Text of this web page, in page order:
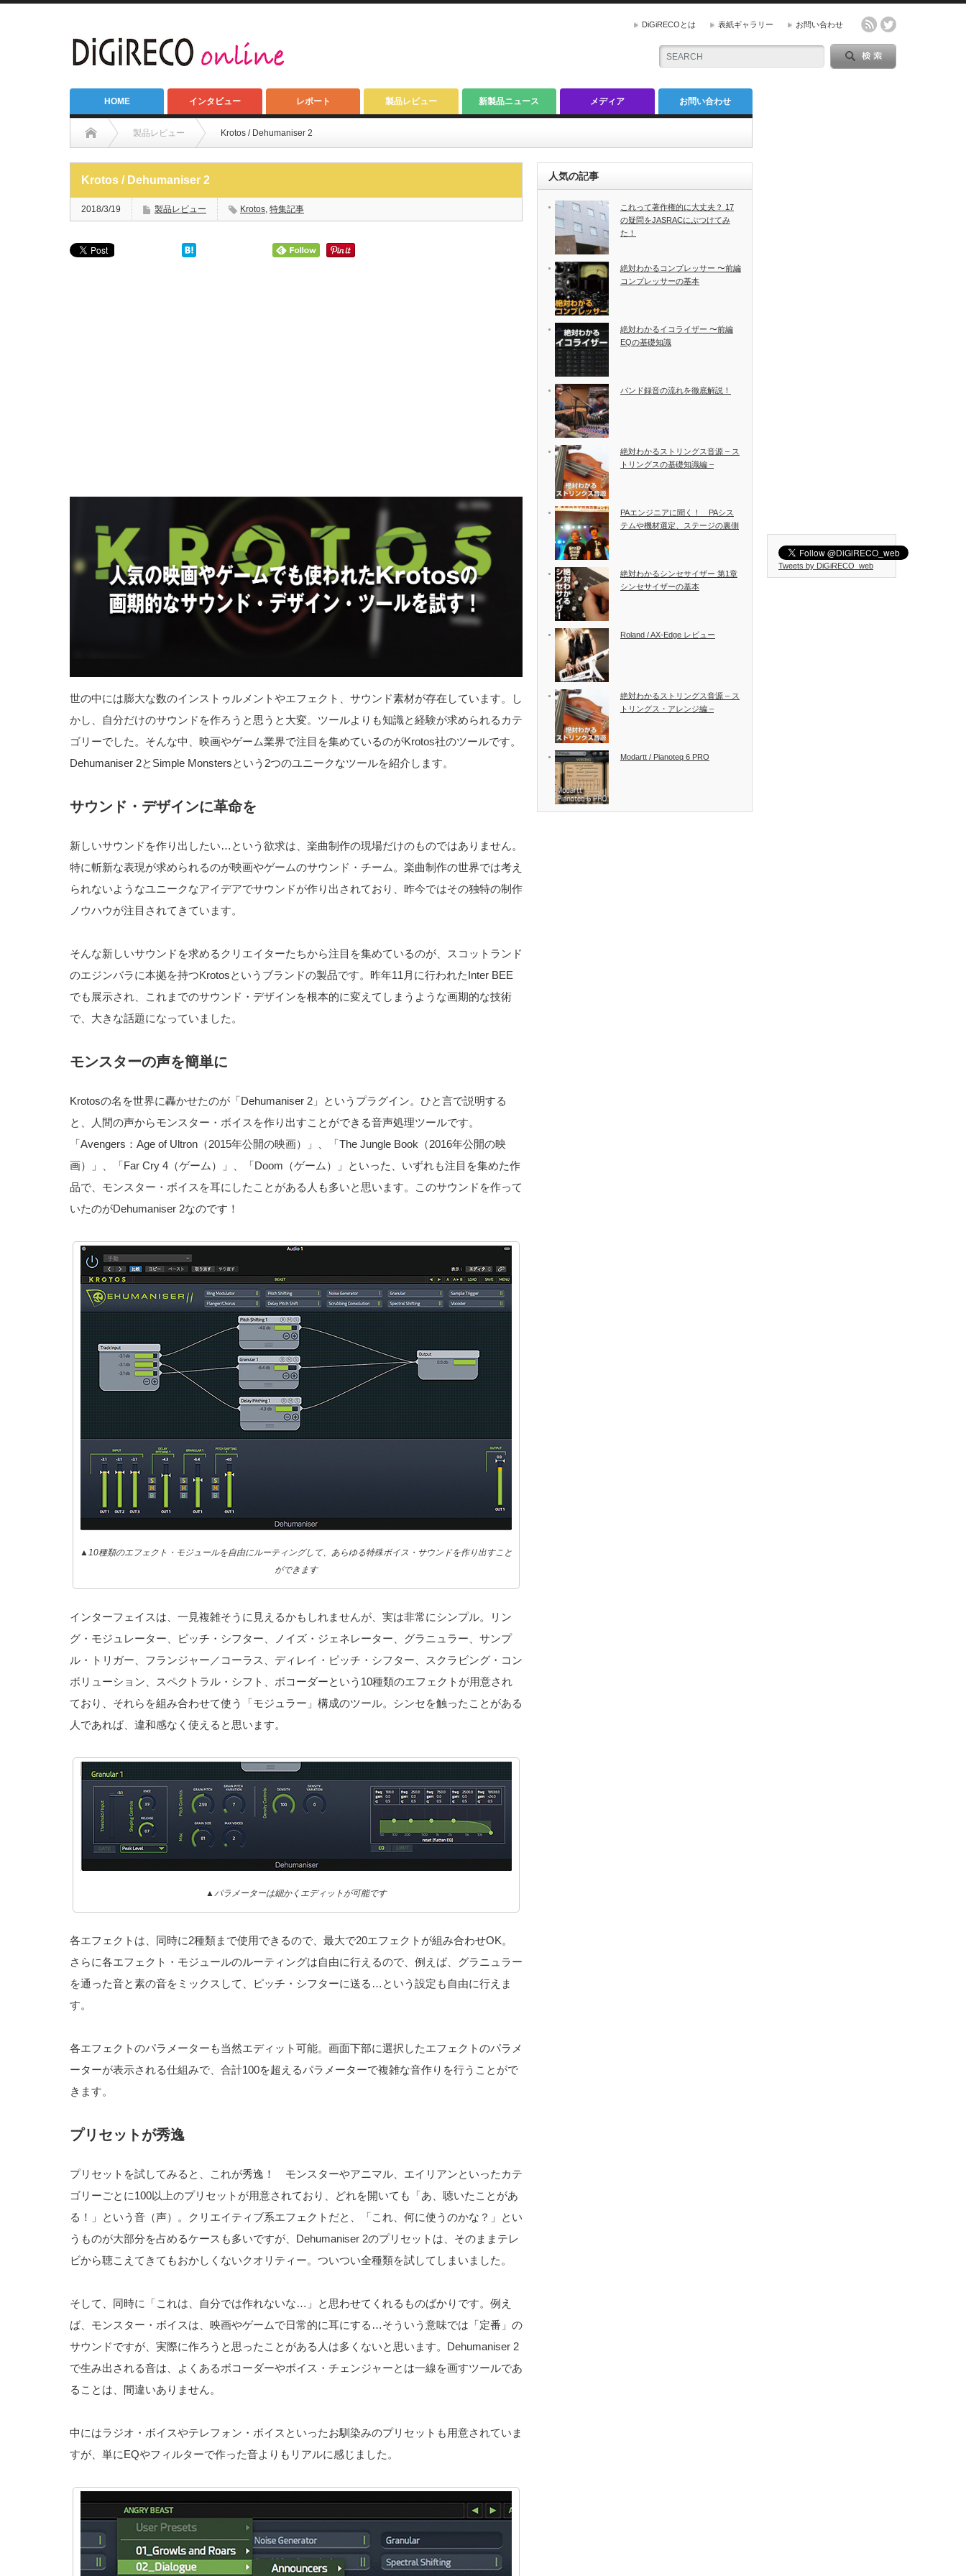
DiGiRECOとは 表紙ギャラリー お問い合わせ
HOME インタビュー レポート 製品レビュー 新製品ニュース メディア お問い合わせ
製品レビュー Krotos / Dehumaniser 2
Krotos / Dehumaniser 2
2018/3/19 製品レビュー Krotos, 特集記事
世の中には膨大な数のインストゥルメントやエフェクト、サウンド素材が存在しています。し
かし、自分だけのサウンドを作ろうと思うと大変。ツールよりも知識と経験が求められるカテ
ゴリーでした。そんな中、映画やゲーム業界で注目を集めているのがKrotos社のツールです。
Dehumaniser 2とSimple Monstersという2つのユニークなツールを紹介します。
サウンド・デザインに革命を
新しいサウンドを作り出したい…という欲求は、楽曲制作の現場だけのものではありません。
特に斬新な表現が求められるのが映画やゲームのサウンド・チーム。楽曲制作の世界では考え
られないようなユニークなアイデアでサウンドが作り出されており、昨今ではその独特の制作
ノウハウが注目されてきています。
そんな新しいサウンドを求めるクリエイターたちから注目を集めているのが、スコットランド
のエジンバラに本拠を持つKrotosというブランドの製品です。昨年11月に行われたInter BEE
でも展示され、これまでのサウンド・デザインを根本的に変えてしまうような画期的な技術
で、大きな話題になっていました。
モンスターの声を簡単に
Krotosの名を世界に轟かせたのが「Dehumaniser 2」というプラグイン。ひと言で説明する
と、人間の声からモンスター・ボイスを作り出すことができる音声処理ツールです。
「Avengers：Age of Ultron（2015年公開の映画）」、「The Jungle Book（2016年公開の映
画）」、「Far Cry 4（ゲーム）」、「Doom（ゲーム）」といった、いずれも注目を集めた作
品で、モンスター・ボイスを耳にしたことがある人も多いと思います。このサウンドを作って
いたのがDehumaniser 2なのです！
▲10種類のエフェクト・モジュールを自由にルーティングして、あらゆる特殊ボイス・サウンドを作り出すこと
ができます
インターフェイスは、一見複雑そうに見えるかもしれませんが、実は非常にシンプル。リン
グ・モジュレーター、ピッチ・シフター、ノイズ・ジェネレーター、グラニュラー、サンプ
ル・トリガー、フランジャー／コーラス、ディレイ・ピッチ・シフター、スクラビング・コン
ボリューション、スペクトラル・シフト、ボコーダーという10種類のエフェクトが用意され
ており、それらを組み合わせて使う「モジュラー」構成のツール。シンセを触ったことがある
人であれば、違和感なく使えると思います。
▲パラメーターは細かくエディットが可能です
各エフェクトは、同時に2種類まで使用できるので、最大で20エフェクトが組み合わせOK。
さらに各エフェクト・モジュールのルーティングは自由に行えるので、例えば、グラニュラー
を通った音と素の音をミックスして、ピッチ・シフターに送る…という設定も自由に行えま
す。
各エフェクトのパラメーターも当然エディット可能。画面下部に選択したエフェクトのパラメ
ーターが表示される仕組みで、合計100を超えるパラメーターで複雑な音作りを行うことがで
きます。
プリセットが秀逸
プリセットを試してみると、これが秀逸！ モンスターやアニマル、エイリアンといったカテ
ゴリーごとに100以上のプリセットが用意されており、どれを開いても「あ、聴いたことがあ
る！」という音（声）。クリエイティブ系エフェクトだと、「これ、何に使うのかな？」とい
うものが大部分を占めるケースも多いですが、Dehumaniser 2のプリセットは、そのままテレ
ビから聴こえてきてもおかしくないクオリティー。ついつい全種類を試してしまいました。
そして、同時に「これは、自分では作れないな…」と思わせてくれるものばかりです。例え
ば、モンスター・ボイスは、映画やゲームで日常的に耳にする…そういう意味では「定番」の
サウンドですが、実際に作ろうと思ったことがある人は多くないと思います。Dehumaniser 2
で生み出される音は、よくあるボコーダーやボイス・チェンジャーとは一線を画すツールであ
ることは、間違いありません。
中にはラジオ・ボイスやテレフォン・ボイスといったお馴染みのプリセットも用意されていま
すが、単にEQやフィルターで作った音よりもリアルに感じました。
人気の記事
これって著作権的に大丈夫？ 17
の疑問をJASRACにぶつけてみ
た！
絶対わかるコンプレッサー 〜前編
コンプレッサーの基本
絶対わかるイコライザー 〜前編
EQの基礎知識
バンド録音の流れを徹底解説！
絶対わかるストリングス音源 – ス
トリングスの基礎知識編 –
PAエンジニアに聞く！ PAシス
テムや機材選定、ステージの裏側
絶対わかるシンセサイザー 第1章
シンセサイザーの基本
Roland / AX-Edge レビュー
絶対わかるストリングス音源 – ス
トリングス・アレンジ編 –
Modartt / Pianoteq 6 PRO
Tweets by DiGiRECO_web